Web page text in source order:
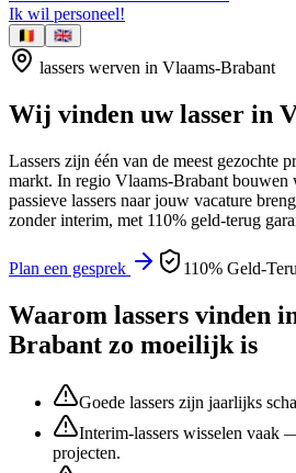
Ik wil personeel!
🇧🇪 🇬🇧
lassers werven in Vlaams-Brabant
Wij vinden uwlasser in
Lassers zijn één van de meest gezochte
markt. In regio Vlaams-Brabant bouwen
passieve lassers naar jouw vacature
zonder interim, met 110% geld-terug
Plan een gesprek 110% Geld-
Waarom lassers vinden
Brabant zo moeilijk is
Goede lassers zijn jaarlijks
Interim-lassers wisselen vaak
projecten.